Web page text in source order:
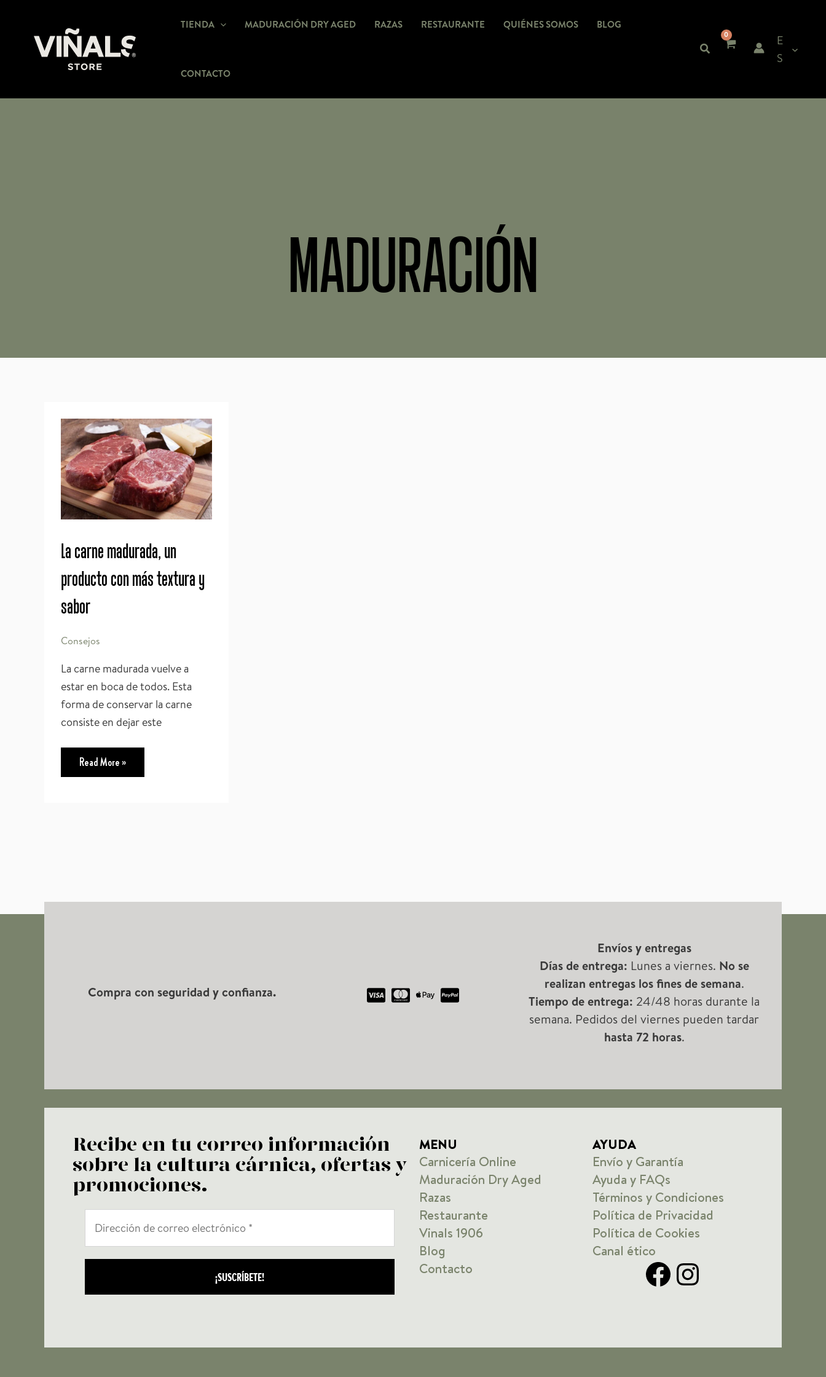
contenido
TIENDA MADURACIÓN DRY AGED RAZAS RESTAURANTE QUIÉNES SOMOS BLOG
CONTACTO
E
S
MADURACIÓN
La carne madurada, un
producto con más textura y
sabor
Consejos
La carne madurada vuelve a
estar en boca de todos. Esta
forma de conservar la carne
consiste en dejar este
La
Read More »
Compra con seguridad y confianza.
Envíos y entregas
Días de entrega: Lunes a viernes. No se
realizan entregas los fines de semana.
Tiempo de entrega: 24/48 horas durante la
semana. Pedidos del viernes pueden tardar
hasta 72 horas.
Recibe en tu correo información
sobre la cultura cárnica, ofertas y
promociones.
MENU
Carnicería Online
Maduración Dry Aged
Razas
Restaurante
Vinals 1906
Blog
Contacto
AYUDA
Envío y Garantía
Ayuda y FAQs
Términos y Condiciones
Política de Privacidad
Política de Cookies
Canal ético
Facebook
Instagram